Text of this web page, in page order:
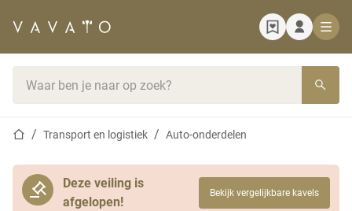
StartpaginaTransport en logistiek Auto-onderdelen
Deze veiling is
afgelopen!
Bekijk vergelijkbare kavels